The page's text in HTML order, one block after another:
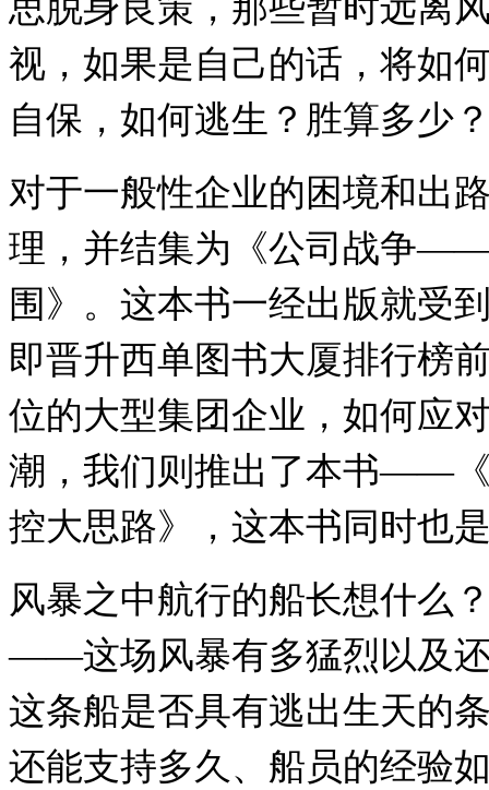
思脱身良策，那些暂时远离
视，如果是自己的话，将如
自保，如何逃生？胜算多少
对于一般性企业的困境和出
理，并结集为《公司战争
围》。这本书一经出版就受
即晋升西单图书大厦排行榜
位的大型集团企业，如何应
潮，我们则推出了本书——
控大思路》，这本书同时也
风暴之中航行的船长想什么
——这场风暴有多猛烈以及
这条船是否具有逃出生天的
还能支持多久、船员的经验